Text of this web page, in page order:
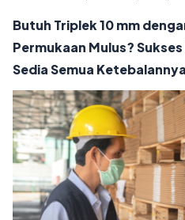
Butuh Triplek 10 mm
Permukaan Mulus?
Sedia Semua